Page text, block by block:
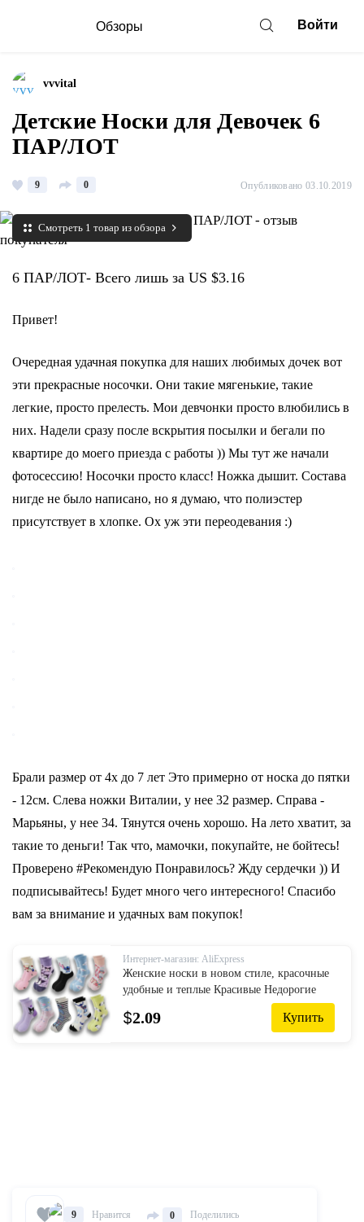
Обзоры Войти
vvvital
Детские Носки для Девочек 6
ПАР/ЛОТ
9 0 Опубликовано 03.10.2019
Смотреть 1 товар из обзора
6 ПАР/ЛОТ- Всего лишь за US $3.16
Привет!
Очередная удачная покупка для наших любимых дочек вот
эти прекрасные носочки. Они такие мягенькие, такие
легкие, просто прелесть. Мои девчонки просто влюбились в
них. Надели сразу после вскрытия посылки и бегали по
квартире до моего приезда с работы )) Мы тут же начали
фотосессию! Носочки просто класс! Ножка дышит. Состава
нигде не было написано, но я думаю, что полиэстер
присутствует в хлопке. Ох уж эти переодевания :)
Брали размер от 4х до 7 лет Это примерно от носка до пятки
- 12см. Слева ножки Виталии, у нее 32 размер. Справа -
Марьяны, у нее 34. Тянутся очень хорошо. На лето хватит, за
такие то деньги! Так что, мамочки, покупайте, не бойтесь!
Проверено #Рекомендую Понравилось? Жду сердечки )) И
подписывайтесь! Будет много чего интересного! Спасибо
вам за внимание и удачных вам покупок!
Интернет-магазин: AliExpress
Женские носки в новом стиле, красочные
удобные и теплые Красивые Недорогие
носки-трубы с мультяшным рисунком
головы.
$2.09 Купить
9 Нравится 0 Поделились